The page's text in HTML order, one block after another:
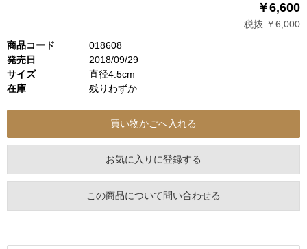
￥6,600
税抜 ￥6,000
商品コード
018608
発売日
2018/09/29
サイズ
直径4.5cm
在庫
残りわずか
お気に入りに登録する
この商品について問い合わせる